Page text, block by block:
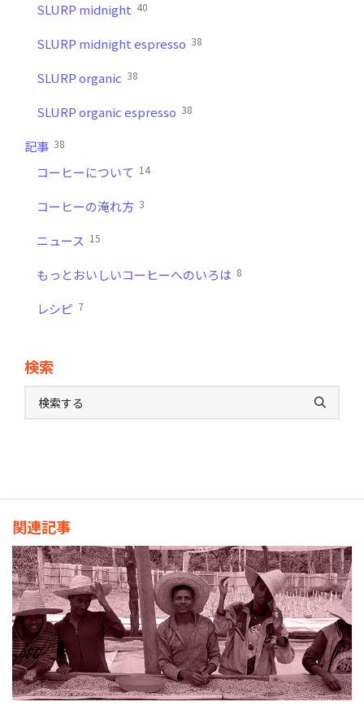
SLURP midnight 40
SLURP midnight espresso 38
SLURP organic 38
SLURP organic espresso 38
記事 38
コーヒーについて 14
コーヒーの淹れ方 3
ニュース 15
もっとおいしいコーヒーへのいろは 8
レシピ 7
検索
関連記事